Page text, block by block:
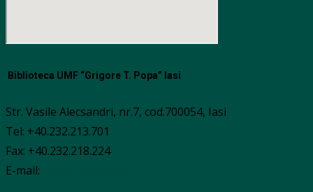
Biblioteca UMF “Grigore T. Popa” Iasi
Str. Vasile Alecsandri, nr.7, cod.700054, Iasi
Tel: +40.232.213.701
Fax: +40.232.218.224
E-mail: